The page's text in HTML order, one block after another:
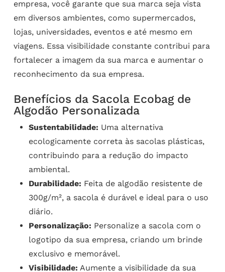
empresa, você garante que sua marca seja vista
em diversos ambientes, como supermercados,
lojas, universidades, eventos e até mesmo em
viagens. Essa visibilidade constante contribui para
fortalecer a imagem da sua marca e aumentar o
reconhecimento da sua empresa.
Benefícios da Sacola Ecobag de
Algodão Personalizada
Sustentabilidade: Uma alternativa
ecologicamente correta às sacolas plásticas,
contribuindo para a redução do impacto
ambiental.
Durabilidade: Feita de algodão resistente de
300g/m², a sacola é durável e ideal para o uso
diário.
Personalização: Personalize a sacola com o
logotipo da sua empresa, criando um brinde
exclusivo e memorável.
Visibilidade: Aumente a visibilidade da sua